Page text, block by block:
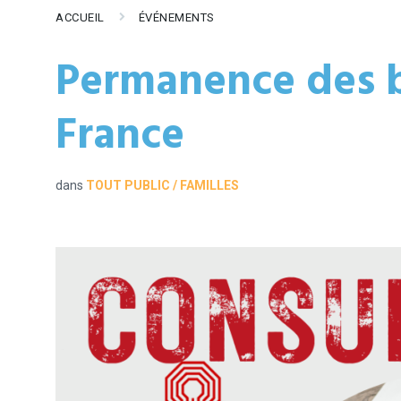
ACCUEIL ÉVÉNEMENTS
Permanence
France
dans TOUT PUBLIC / FAMILLES